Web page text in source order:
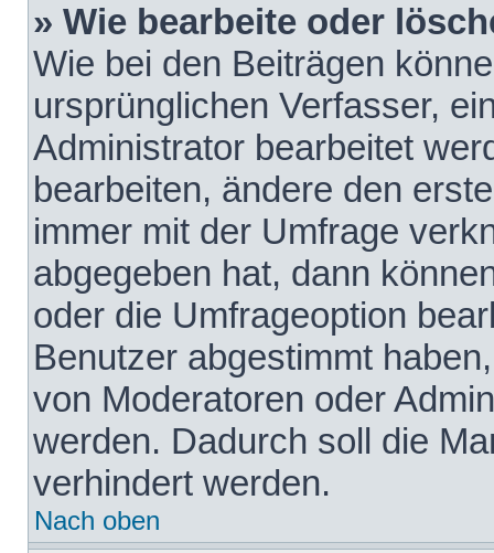
» Wie bearbeite oder
Wie bei den Beiträgen
ursprünglichen Verfasser,
Administrator bearbeitet
bearbeiten, ändere den
immer mit der Umfrage
abgegeben hat, dann
oder die Umfrageoption
Benutzer abgestimmt
von Moderatoren oder
werden. Dadurch soll die
verhindert werden.
Nach oben